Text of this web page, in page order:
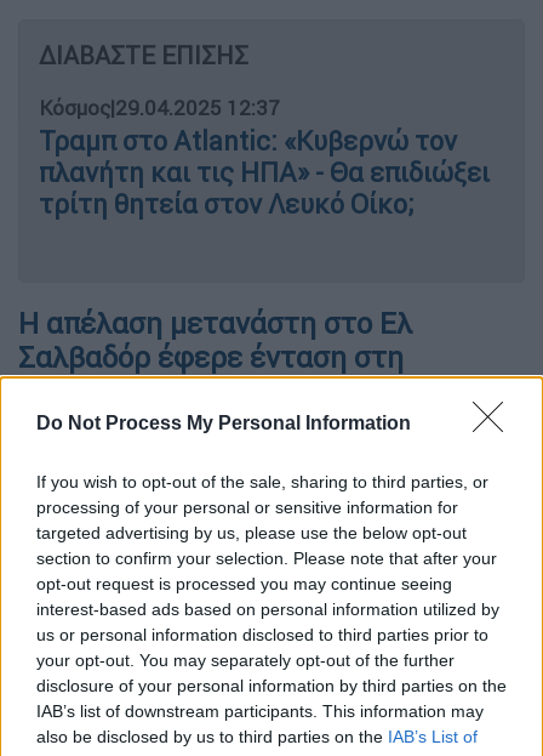
Do Not Process My Personal Information
If you wish to opt-out of the sale, sharing to third parties, or
processing of your personal or sensitive information for
targeted advertising by us, please use the below opt-out
section to confirm your selection. Please note that after your
opt-out request is processed you may continue seeing
interest-based ads based on personal information utilized by
us or personal information disclosed to third parties prior to
your opt-out. You may separately opt-out of the further
disclosure of your personal information by third parties on the
IAB’s list of downstream participants. This information may
also be disclosed by us to third parties on the IAB’s List of
ΔΙΑΒΑΣΤΕ ΕΠΙΣΗΣ
Κόσμος|29.04.2025 12:37
Τραμπ στο Atlantic: «Κυβερνώ τον
πλανήτη και τις ΗΠΑ» - Θα επιδιώξει
τρίτη θητεία στον Λευκό Οίκο;
Η απέλαση μετανάστη στο Ελ
Σαλβαδόρ έφερε ένταση στη
Ο Αμερικανός πρόεδρος μίλησε στον
δημοσιογράφοΤέρι Μόραν, με τους δυο
τους να συγκρούονται όταν η συζήτηση πήγε
στονΚίλμαρ Αμπρέγκο Γκαρσία, ο οποίος
απελάθηκε στοΕλ Σαλβαδόρτον Μάρτιο, με
τους επικριτές της κυβέρνησης να τονίζουν
ότι αυτή η ενέργεια έγινε άδικα. Πάντως, ο
Λευκός Οίκος επιμένει ότι οΓκαρσίαείναι
μέλος της συμμορίας MS-13.
Κατά τη διάρκεια της συνέντευξης, οΤραμπ